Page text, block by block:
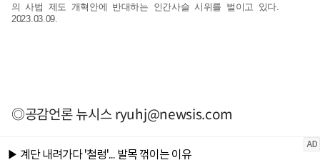
의 사법 제도 개혁안에 반대하는 인간사슬 시위를 벌이고 있다.
2023.03.09.
◎공감언론 뉴시스ryuhj@newsis.com